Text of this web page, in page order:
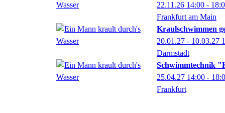
22.11.26 14:00 -
Frankfurt am Main
Kraulschwimmen
20.01.27 - 10.03.27
Darmstadt
Schwimmtechnik
25.04.27 14:00 -
Frankfurt